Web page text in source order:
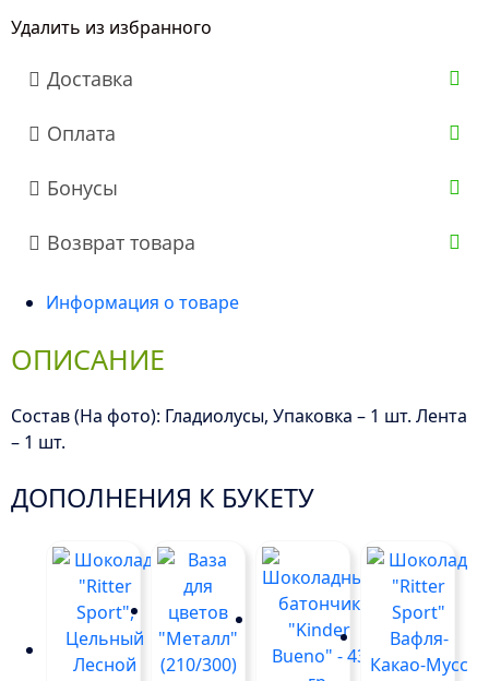
Удалить из избранного
Доставка
Оплата
Бонусы
Возврат товара
Информация о товаре
ОПИСАНИЕ
Состав (На фото): Гладиолусы, Упаковка – 1 шт. Лента
– 1 шт.
ДОПОЛНЕНИЯ К БУКЕТУ